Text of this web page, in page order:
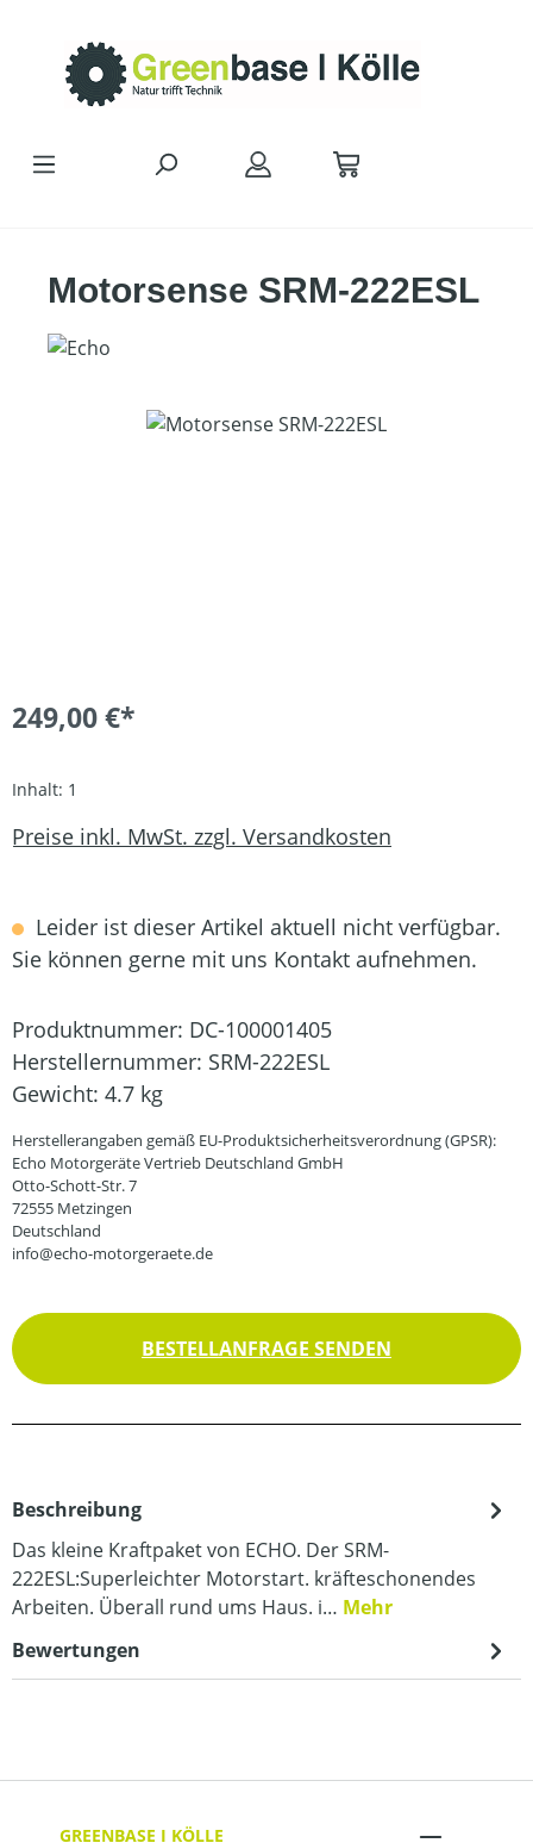
Motorsense SRM-222ESL
Bildergalerie überspringen
249,00 €*
Inhalt: 1
Preise inkl. MwSt. zzgl. Versandkosten
Leider ist dieser Artikel aktuell nicht verfügbar.
Sie können gerne mit uns Kontakt aufnehmen.
Produktnummer: DC-100001405
Herstellernummer: SRM-222ESL
Gewicht: 4.7 kg
Herstellerangaben gemäß EU-Produktsicherheitsverordnung (GPSR):
Echo Motorgeräte Vertrieb Deutschland GmbH
Otto-Schott-Str. 7
72555 Metzingen
Deutschland
info@echo-motorgeraete.de
BESTELLANFRAGE SENDEN
Beschreibung
Das kleine Kraftpaket von ECHO. Der SRM-
222ESL:Superleichter Motorstart. kräfteschonendes
Arbeiten. Überall rund ums Haus. i… Mehr
Bewertungen
GREENBASE I KÖLLE